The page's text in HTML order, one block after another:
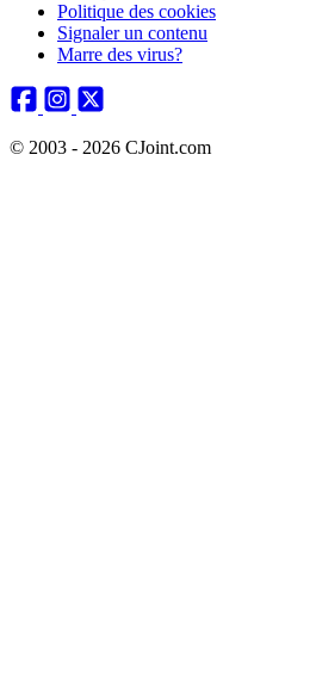
Politique des cookies
Signaler un contenu
Marre des virus?
© 2003 - 2026 CJoint.com